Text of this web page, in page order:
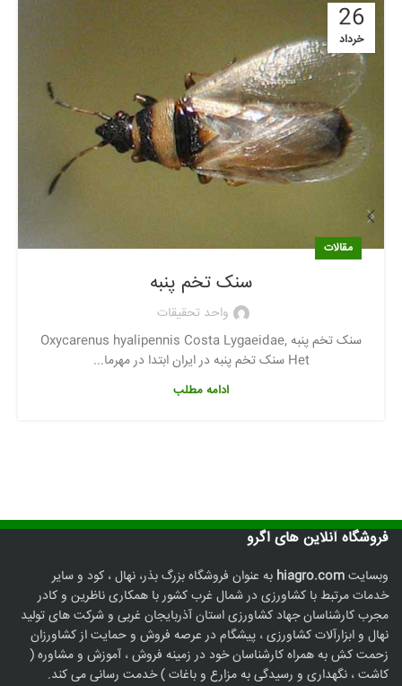
26
خرداد
مقالات
سنک تخم پنبه
واحد تحقیقات
سنک تخم پنبه Oxycarenus hyalipennis Costa Lygaeidae,
Het سنک تخم پنبه در ایران ابتدا در مهرما...
ادامه مطلب
فروشگاه آنلاین های اگرو
وبسایتhiagro.com به عنوان فروشگاه بزرگ بذر، نهال ، کود و سایر
خدمات مرتبط با کشاورزی در شمال غرب کشور با همکاری ناظرین و کادر
مجرب کارشناسان جهاد کشاورزی استان آذربایجان غربی و شرکت های تولید
نهال و ابزارآلات کشاورزی ، پیشگام در عرصه فروش و حمایت از کشاورزان
زحمت کش به همراه کارشناسان خود در زمینه فروش ، آموزش و مشاوره (
کاشت ، نگهداری و رسیدگی به مزارع و باغات ) خدمت رسانی می کند.